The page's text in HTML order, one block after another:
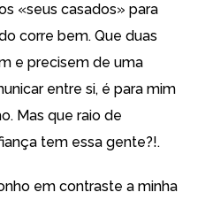
«seus casados» para
corre bem. Que duas
e precisem de uma
entre si, é para mim
Mas que raio de
tem essa gente?!.
em contraste a minha